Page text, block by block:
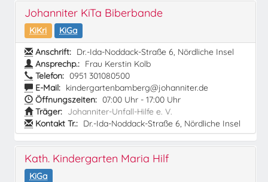
Johanniter KiTa Biberbande
KiKri
KiGa
Anschrift: Dr.-Ida-Noddack-Straße 6, Nördliche Insel
Ansprechp.: Frau Kerstin Kolb
Telefon: 0951 301080500
E-Mail: kindergartenbamberg@johanniter.de
Öffnungszeiten: 07:00 Uhr - 17:00 Uhr
Träger: Johanniter-Unfall-Hilfe e. V.
Kontakt Tr.: Dr.-Ida-Noddack-Straße 6, Nördliche Insel
Kath. Kindergarten Maria Hilf
KiGa